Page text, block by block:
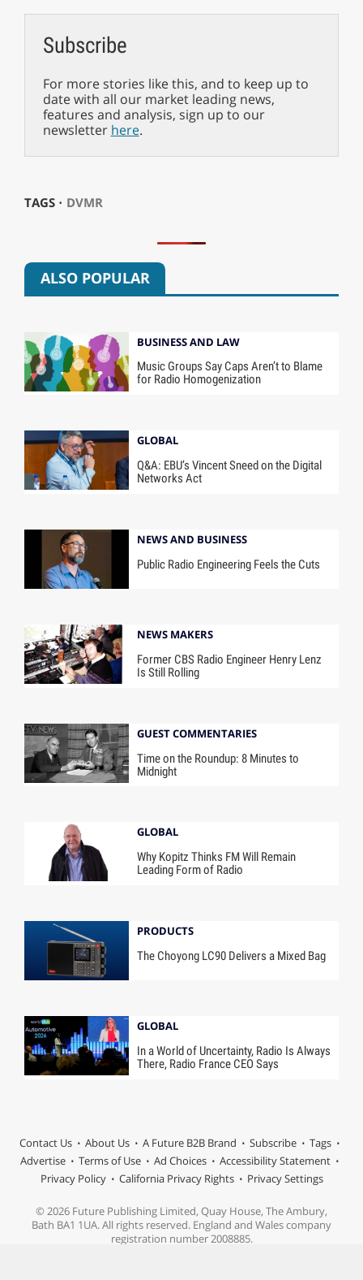
Subscribe
For more stories like this, and to keep up to
date with all our market leading news,
features and analysis, sign up to our
newsletter here.
TAGS ⋅ DVMR
ALSO POPULAR
BUSINESS AND LAW
Music Groups Say Caps Aren’t to Blame
for Radio Homogenization
GLOBAL
Q&A: EBU’s Vincent Sneed on the Digital
Networks Act
NEWS AND BUSINESS
Public Radio Engineering Feels the Cuts
NEWS MAKERS
Former CBS Radio Engineer Henry Lenz
Is Still Rolling
GUEST COMMENTARIES
Time on the Roundup: 8 Minutes to
Midnight
GLOBAL
Why Kopitz Thinks FM Will Remain
Leading Form of Radio
PRODUCTS
The Choyong LC90 Delivers a Mixed Bag
GLOBAL
In a World of Uncertainty, Radio Is Always
There, Radio France CEO Says
Contact Us About Us A Future B2B Brand Subscribe
Tags
Advertise
Terms of Use Ad Choices
Accessibility Statement
Privacy Policy
California Privacy Rights Privacy Settings
© 2026 Future Publishing Limited, Quay House, The Ambury,
Bath BA1 1UA. All rights reserved. England and Wales company
registration number 2008885.